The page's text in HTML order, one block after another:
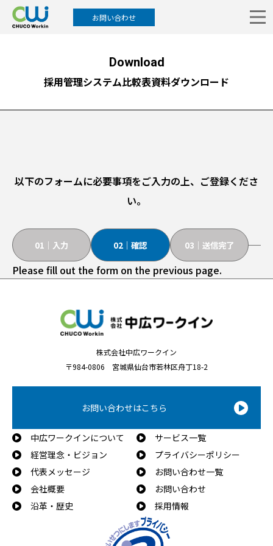
お問い合わせ
Download
採用管理システム比較表資料ダウンロード
以下のフォームに必要事項をご入力の上、ご登録くださ
い。
01｜入力 02｜確認 03｜送信完了
Please fill out the form on the previous page.
株式会社中広ワークイン
〒984-0806 宮城県仙台市若林区舟丁18-2
お問い合わせはこちら
中広ワークインについて
経営理念・ビジョン
代表メッセージ
会社概要
沿革・歴史
サービス一覧
プライバシーポリシー
お問い合わせ一覧
お問い合わせ
採用情報